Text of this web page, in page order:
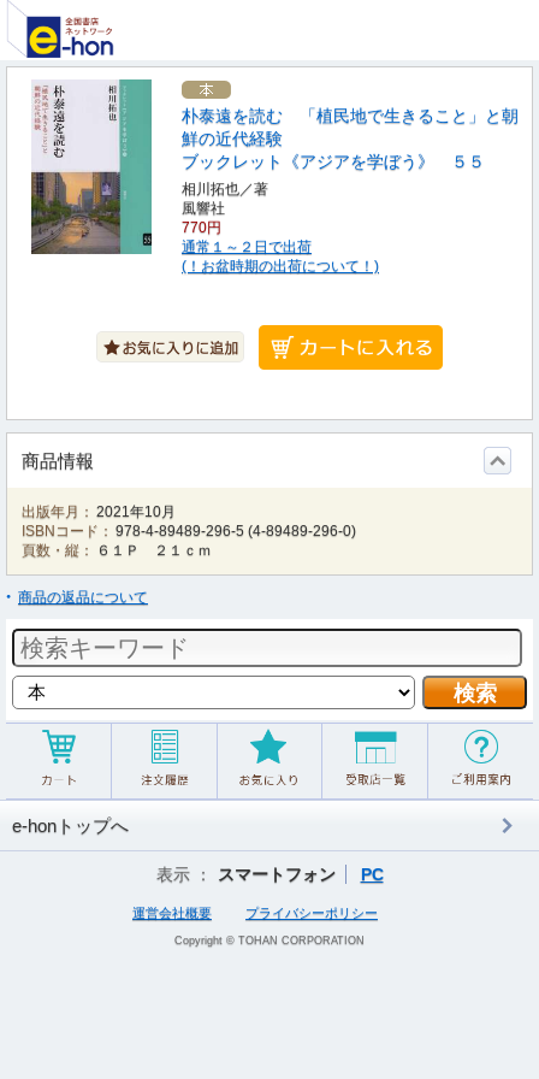
朴泰遠を読む 「植民地で生きること」と朝
鮮の近代経験
ブックレット《アジアを学ぼう》 ５５
相川拓也／著
風響社
770円
通常１～２日で出荷
(！お盆時期の出荷について！)
商品情報
出版年月： 2021年10月
ISBNコード： 978-4-89489-296-5 (4-89489-296-0)
頁数・縦：
６１Ｐ ２１ｃｍ
商品の返品について
e-honトップへ
表示 ： スマートフォン PC
運営会社概要 プライバシーポリシー
Copyright © TOHAN CORPORATION